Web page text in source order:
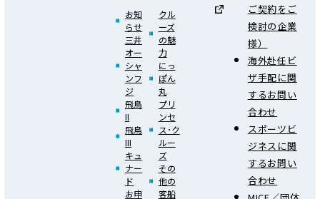
お知
らせ
三井
オー
シャ
ンフ
ジ
飛鳥
II
飛鳥
III
キュ
ナー
ド
お申
クル
ーズ
の魅
力
にっ
ぽん
丸
プリ
ンセ
ス･ク
ルー
ズ
その
他の
客船
ご契約をご
検討の企業
様）
海外赴任ビ
ザ手配に関
するお問い
合わせ
スポーツビ
ジネスに関
するお問い
合わせ